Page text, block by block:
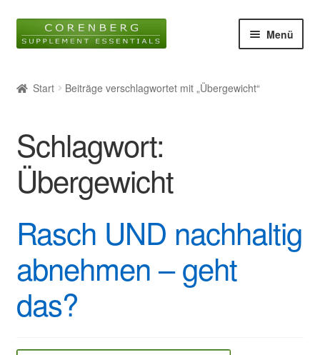
Navigation
Inhalt
Menü
Blog
Wissen
Glossar
Kontakt
Über uns
Start Beiträge verschlagwortet mit „Übergewicht“
Schlagwort:
Übergewicht
Rasch UND nachhaltig
abnehmen – geht
das?